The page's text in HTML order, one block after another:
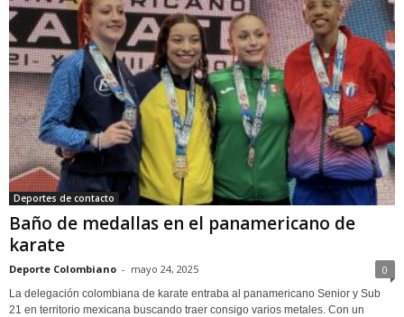
Deportes de contacto
Baño de medallas en el panamericano de
karate
Deporte Colombiano - mayo 24, 2025 0
La delegación colombiana de karate entraba al panamericano Senior y Sub
21 en territorio mexicana buscando traer consigo varios metales. Con un